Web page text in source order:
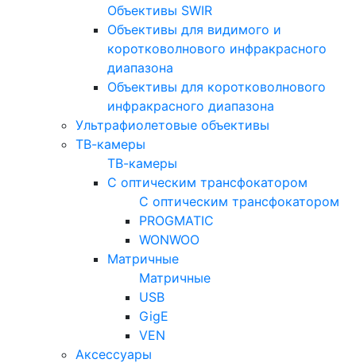
Объективы SWIR
Объективы для видимого и
коротковолнового инфракрасного
диапазона
Объективы для коротковолнового
инфракрасного диапазона
Ультрафиолетовые объективы
ТВ-камеры
ТВ-камеры
С оптическим трансфокатором
С оптическим трансфокатором
PROGMATIC
WONWOO
Матричные
Матричные
USB
GigE
VEN
Аксессуары